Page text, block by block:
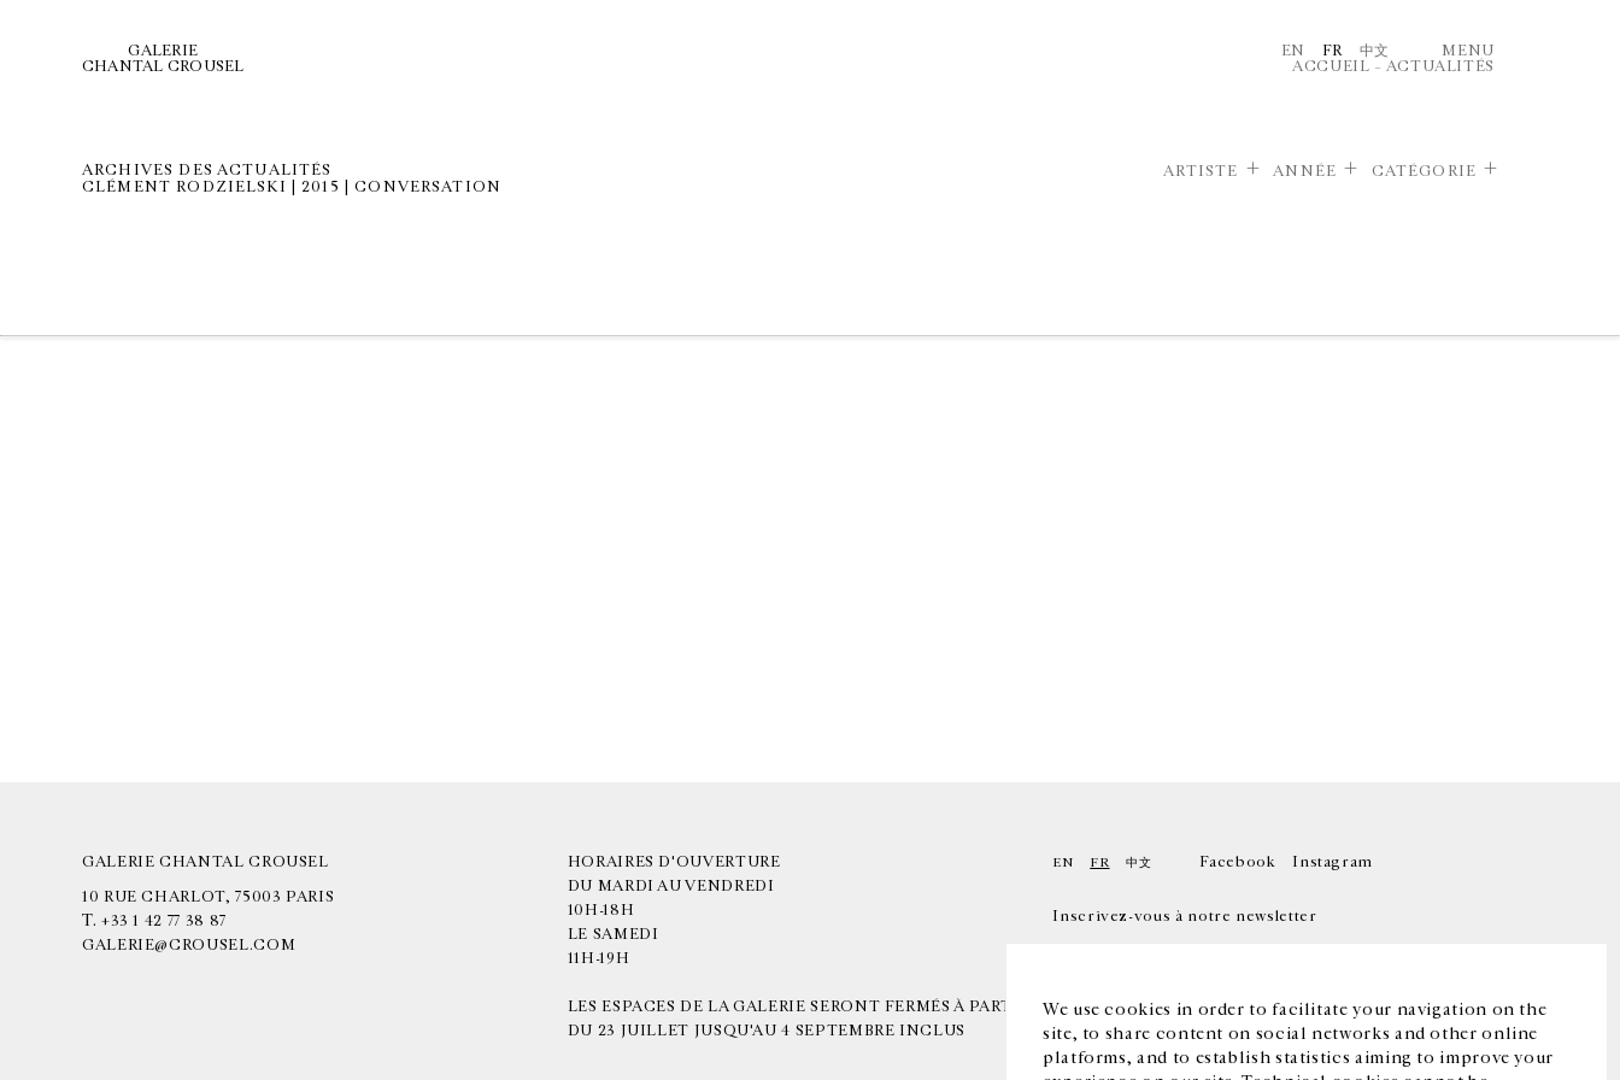
We use cookies in order to facilitate your navigation on the
site, to share content on social networks and other online
platforms, and to establish statistics aiming to improve your
GALERIE
CHANTAL CROUSEL
EN FR 中文
MENU
ACCUEIL – ACTUALITÉS
ARCHIVES DES ACTUALITÉS
CLÉMENT RODZIELSKI | 2015 | CONVERSATION
ARTISTE ANNÉE CATÉGORIE
GALERIE CHANTAL CROUSEL
10 RUE CHARLOT, 75003 PARIS
T. +33 1 42 77 38 87
GALERIE@CROUSEL.COM
HORAIRES D'OUVERTURE
DU MARDI AU VENDREDI
10H-18H
LE SAMEDI
11H-19H
LES ESPACES DE LA GALERIE SERONT FERMÉS À PARTIR
DU 23 JUILLET JUSQU'AU 4 SEPTEMBRE INCLUS
EN FR 中文 Facebook Instagram
Inscrivez-vous à notre newsletter